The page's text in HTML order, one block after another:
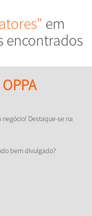
em
encontrados
OPPA
Destaque-se na
bem divulgado?